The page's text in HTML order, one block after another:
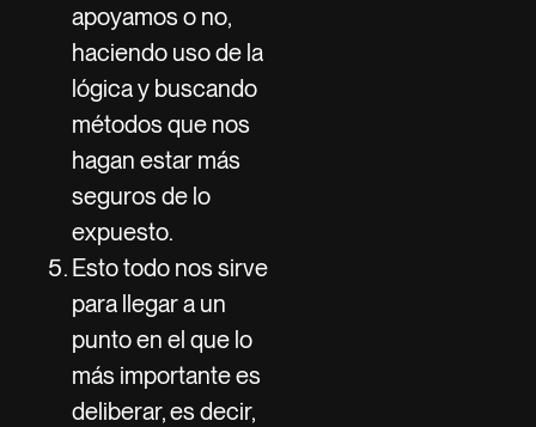
apoyamos o no,
haciendo uso de la
lógica y buscando
métodos que nos
hagan estar más
seguros de lo
expuesto.
Esto todo nos sirve
para llegar a un
punto en el que lo
más importante es
deliberar, es decir,